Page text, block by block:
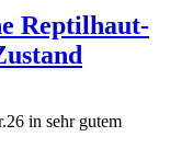
Reptilhaut-
in sehr gutem